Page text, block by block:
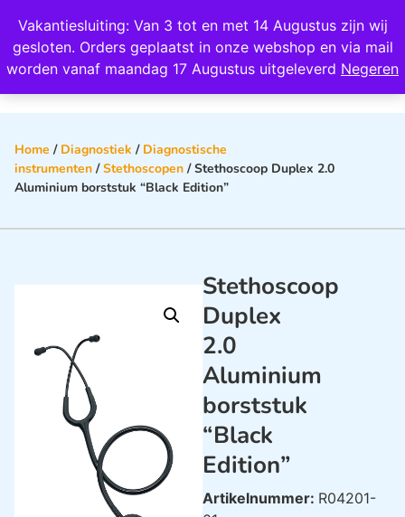
Vakantiesluiting: Van 3 tot en met 14 Augustus zijn wij
gesloten. Orders geplaatst in onze webshop en via mail
worden vanaf maandag 17 Augustus uitgeleverd Negeren
Wij scoren een 4,8 op Google
Home / Diagnostiek / Diagnostische
instrumenten /Stethoscopen / Stethoscoop Duplex 2.0
Aluminium borststuk “Black Edition”
Stethoscoop
Duplex
2.0
Aluminium
borststuk
“Black
Edition”
Artikelnummer: R04201-